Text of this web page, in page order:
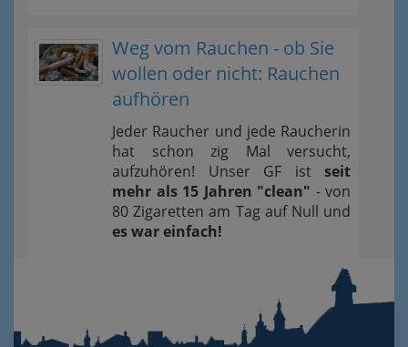
Weg vom Rauchen - ob Sie
wollen oder nicht: Rauchen
aufhören
Jeder Raucher und jede Raucherin
hat schon zig Mal versucht,
aufzuhören! Unser GF ist seit
mehr als 15 Jahren "clean" - von
80 Zigaretten am Tag auf Null und
es war einfach!